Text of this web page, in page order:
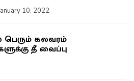
10, 2022
பெரும் கலவரம்
தீ வைப்பு